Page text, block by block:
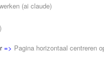
(ai claude)
)
=> Pagina horizontaal centreren